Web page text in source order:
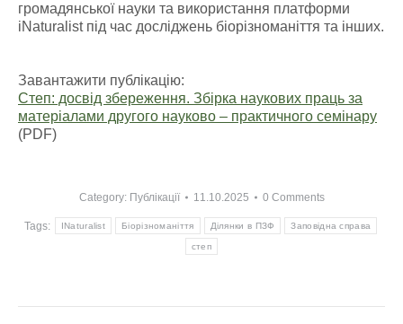
громадянської науки та використання платформи
iNaturalist під час досліджень біорізноманіття та інших.
Завантажити публікацію:
Степ: досвід збереження. Збірка наукових праць за
матеріалами другого науково – практичного семінару
(PDF)
Category: Публікації 11.10.2025 0 Comments
Tags: INaturalist Біорізноманіття Ділянки в ПЗФ Заповідна справа
степ